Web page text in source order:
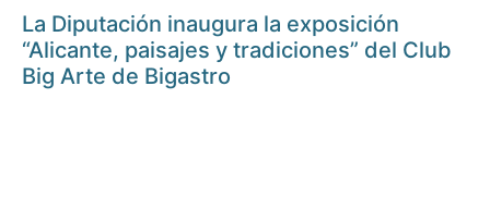
La Diputación inaugura la exposición
“Alicante, paisajes y tradiciones” del Club
Big Arte de Bigastro